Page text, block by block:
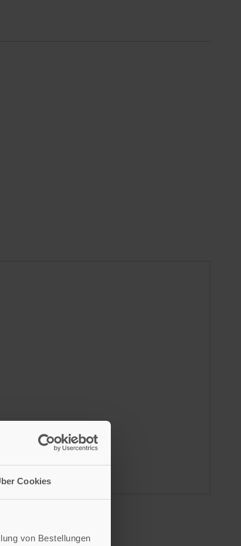
Cookies
von Bestellungen